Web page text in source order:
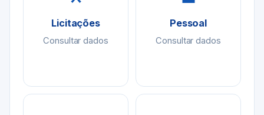
Licitações
Consultar dados
Pessoal
Consultar dados